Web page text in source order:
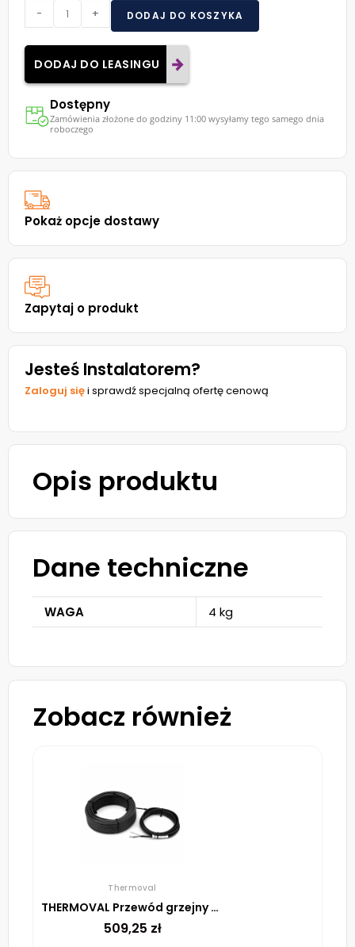
- + DODAJ DO KOSZYKA
DODAJ DO LEASINGU
Dostępny
Zamówienia złożone do godziny 11:00 wysyłamy tego samego dnia
roboczego
Pokaż opcje dostawy
Zapytaj o produkt
Jesteś Instalatorem?
Zaloguj sięi sprawdź specjalną ofertę cenową
Opis produktu
Dane techniczne
WAGA 4 kg
Zobacz również
Thermoval
THERMOVAL Przewód grzejny TV SHTV 30 W/m – 41m
509,25 zł